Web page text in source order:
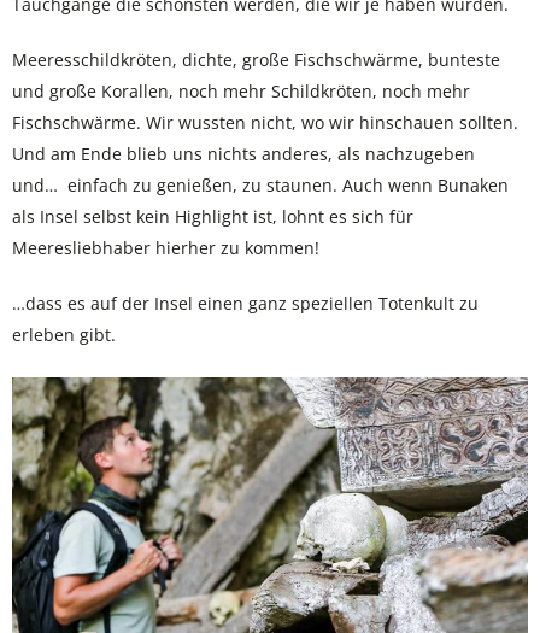
Tauchgänge die schönsten werden, die wir je haben würden.
Meeresschildkröten, dichte, große Fischschwärme, bunteste
und große Korallen, noch mehr Schildkröten, noch mehr
Fischschwärme. Wir wussten nicht, wo wir hinschauen sollten.
Und am Ende blieb uns nichts anderes, als nachzugeben
und… einfach zu genießen, zu staunen. Auch wenn Bunaken
als Insel selbst kein Highlight ist, lohnt es sich für
Meeresliebhaber hierher zu kommen!
…dass es auf der Insel einen ganz speziellen Totenkult zu
erleben gibt.